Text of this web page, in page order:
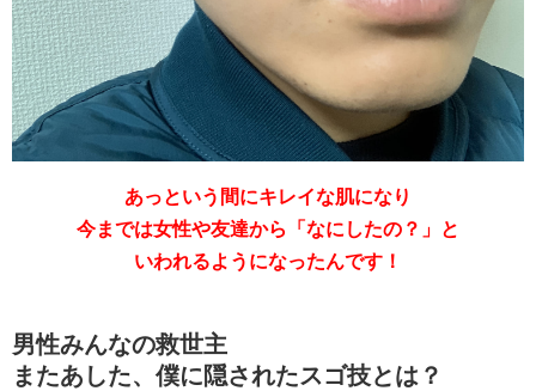
あっという間にキレイな肌になり
今までは女性や友達から「なにしたの？」と
いわれるようになったんです！
男性みんなの救世主
またあした、僕に隠されたスゴ技とは？